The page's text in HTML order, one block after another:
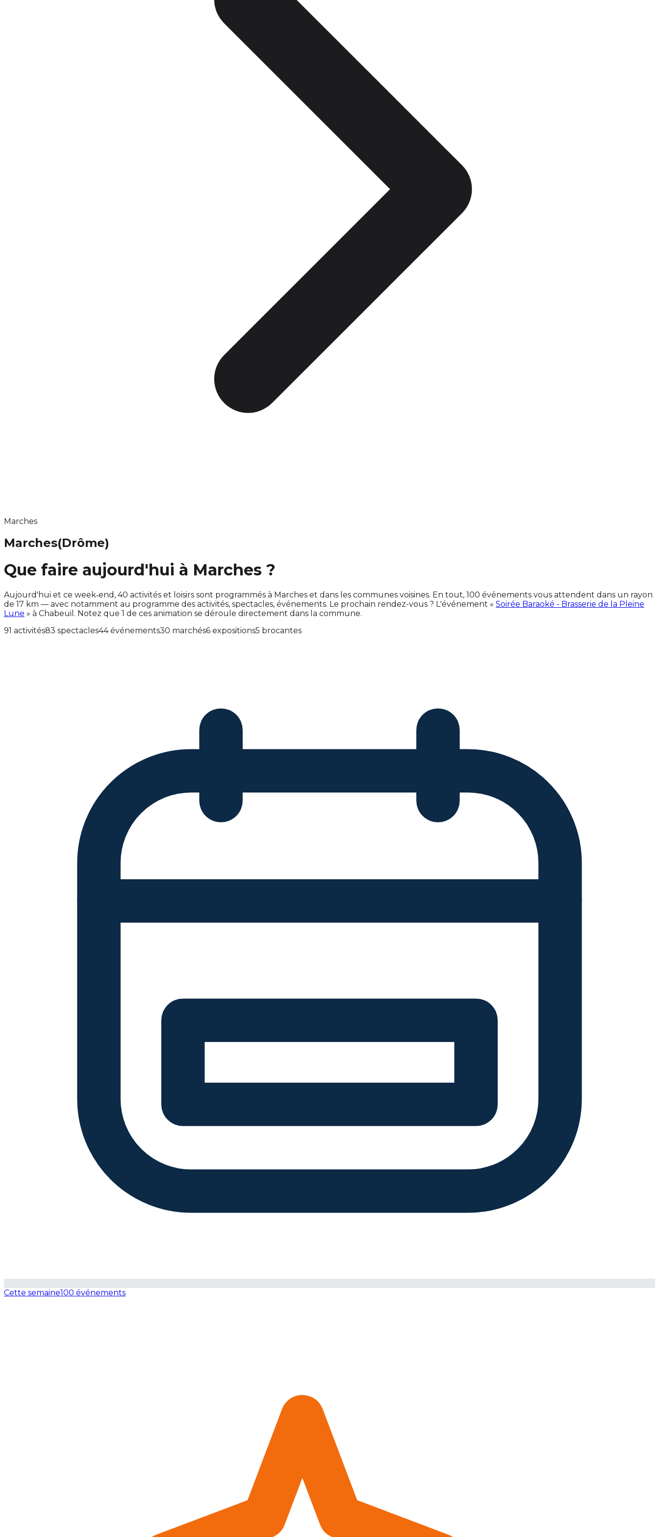
Marches
Marches(Drôme)
Que faire aujourd'hui à Marches ?
Aujourd'hui et ce week‑end, 40 activités et loisirs sont programmés à Marches et dans les communes voisines. En tout, 100 événements vous attendent dans un rayon
de 17 km — avec notamment au programme des activités, spectacles, événements. Le prochain rendez-vous ? L'événement « Soirée Baraoké - Brasserie de la Pleine
Lune » à Chabeuil. Notez que 1 de ces animation se déroule directement dans la commune.
91 activités83 spectacles44 événements30 marchés6 expositions5 brocantes
Cette semaine100 événements